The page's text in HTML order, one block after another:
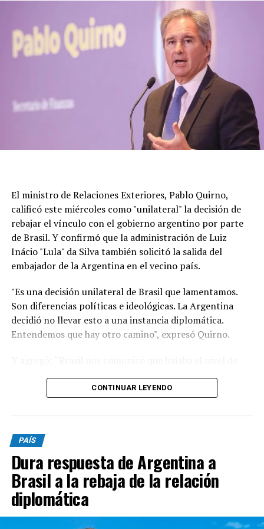
El ministro de Relaciones Exteriores, Pablo Quirno,
calificó este miércoles como "unilateral" la decisión de
rebajar el vínculo con el gobierno argentino por parte
de Brasil. Y confirmó que la administración de Luiz
Inácio "Lula" da Silva también solicitó la salida del
embajador de la Argentina en el vecino país.
"Es una decisión unilateral de Brasil que lamentamos.
Son diferencias políticas e ideológicas. La Argentina
decidió no llevar esto a una instancia diplomática.
Entendemos que hay otro camino", expresó Quirno.
nuestro embajador en Brasilia (Daniel Raimondi) se
electorales cuando el presidente de Brasil visitó, previo
a los comicios del año pasado, a Cristina Kirchner en su
prisión domiciliaria y no hubo de nuestra parte ningún
tipo de problemas ni quejas. Son las reglas del juego",
aseveró.
A su vez, el funcionario nacional afirmó que Lula "ha
CONTINUAR LEYENDO
PAÍS
Dura respuesta de Argentina a
Brasil a la rebaja de la relación
diplomática